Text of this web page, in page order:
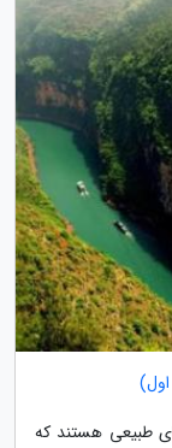
طبیعی هستند که